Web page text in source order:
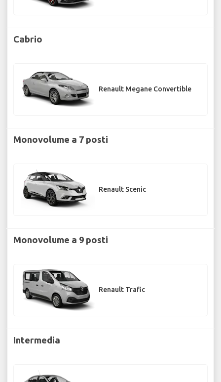
Cabrio
Renault Megane Convertible
Monovolume a 7 posti
Renault Scenic
Monovolume a 9 posti
Renault Trafic
Intermedia